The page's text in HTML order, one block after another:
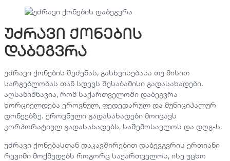
უძრავი ქონების
დაბეგვრა
უძრავი ქონების შეძენას, გასხვისებასა თუ მისით
სარგებლობას თან სდევს შესაბამისი გადასახადები.
აღსანიშნავია, რომ საქართველოში დაბეგვრა
ხორციელდება ეროვნულ, ფედედარულ და მუნიციპალურ
დონეებზე. ეროვნული გადასახადები მოიცავს
კორპორატიულ გადასახადებს, საშემოსავლოს და დღგ-ს.
უძრავი ქონებასთან დაკავშირებით დაბევგვრის ერთიანი
რეჟიმი მოქმედებს როგორც საქართველოს, ისე უცხო